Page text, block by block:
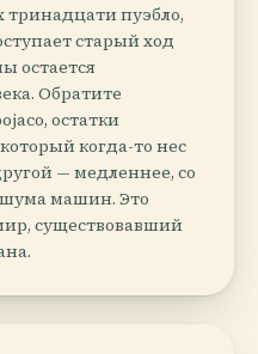
пуэбло,
старый ход
остается
Обратите
остатки
когда-то нес
— медленнее, со
шума машин. Это
существовавший